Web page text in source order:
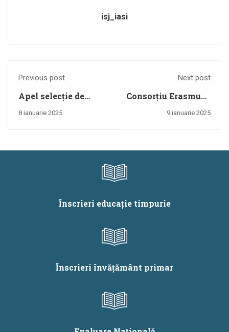
isj_iasi
Previous post
Apel selecție de
partener
8 ianuarie 2025
Next post
Consorțiu Erasmus+
KA1-2024
9 ianuarie 2025
Înscrieri educație timpurie
Înscrieri învățământ primar